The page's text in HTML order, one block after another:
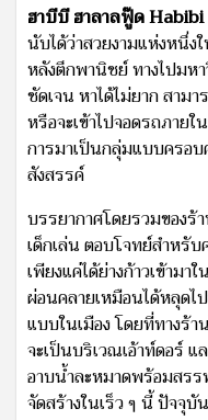
ฮาบีบี ฮาลาลฟู๊ด
นับได้ว่าสวยงามแห่งหนึ่ง
หลังตึกพานิชย์ ทางไปมห
ชัดเจน หาได้ไม่ยาก สา
หรือจะเข้าไปจอดรถภาย
การมาเป็นกลุ่มแบบครอ
สังสรรค์
บรรยากาศโดยรวมของ
เด็กเล่น ตอบโจทย์สำหรั
เพียงแค่ได้ย่างก้าวเข้ามา
ผ่อนคลายเหมือนได้หลุด
แบบในเมือง โดยที่ทางร้า
จะเป็นบริเวณเอ้าท์ดอร์
อาบน้ำละหมาดพร้อมสร
จัดสร้างในเร็ว ๆ นี้ ปัจจุ